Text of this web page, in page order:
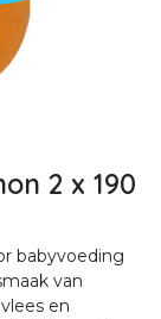
2 x 190
babyvoeding
van
en